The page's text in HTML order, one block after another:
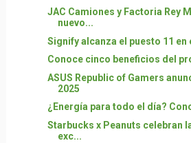
JAC Camiones y Factoria Rey
nuevo...
Signify alcanza el puesto 11 en
Conoce cinco beneficios del
ASUS Republic of Gamers
2025
¿Energía para todo el día?
Starbucks x Peanuts celebran
exc...